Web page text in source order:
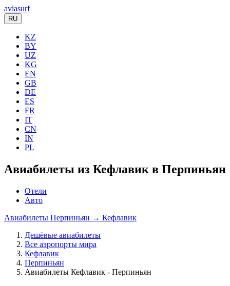
aviasurf
RU
KZ
BY
UZ
KG
EN
GB
DE
ES
FR
IT
CN
IN
PL
Авиабилеты из Кефлавик в Перпиньян
Отели
Авто
Авиабилеты Перпиньян → Кефлавик
Дешёвые авиабилеты
Все аэропорты мира
Кефлавик
Перпиньян
Авиабилеты Кефлавик - Перпиньян